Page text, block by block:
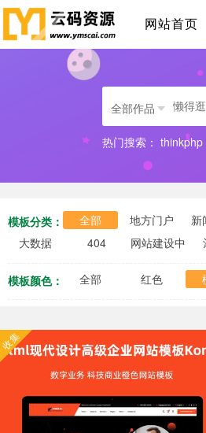
网站首页
全部作品
热门搜索： thinkphp
模板分类： 全部 地方门户 新
大数据
404 网站建设中
模板颜色： 全部 红色
集